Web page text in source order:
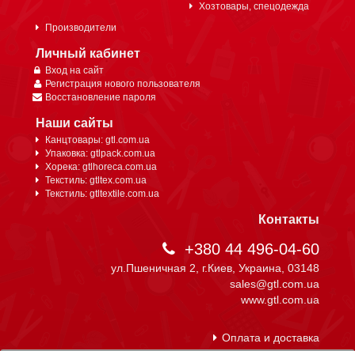
Хозтовары, спецодежда
Производители
Личный кабинет
Вход на сайт
Регистрация нового пользователя
Восстановление пароля
Наши сайты
Канцтовары: gtl.com.ua
Упаковка: gtlpack.com.ua
Хорека: gtlhoreca.com.ua
Текстиль: gtltex.com.ua
Текстиль: gtltextile.com.ua
Контакты
+380 44 496-04-60
ул.Пшеничная 2, г.Киев, Украина, 03148
sales@gtl.com.ua
www.gtl.com.ua
Оплата и доставка